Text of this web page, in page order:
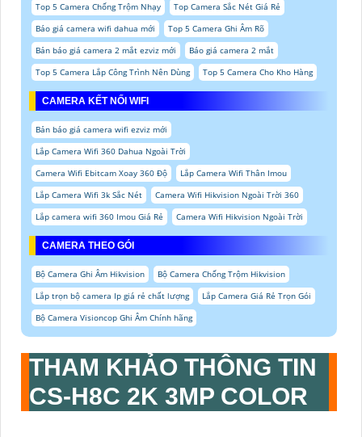
Top 5 Camera Chống Trộm Nhạy
Top Camera Sắc Nét Giá Rẻ
Báo giá camera wifi dahua mới
Top 5 Camera Ghi Âm Rõ
Bản báo giá camera 2 mắt ezviz mới
Báo giá camera 2 mắt
Top 5 Camera Lắp Công Trình Nên Dùng
Top 5 Camera Cho Kho Hàng
CAMERA KẾT NỐI WIFI
Bản báo giá camera wifi ezviz mới
Lắp Camera Wifi 360 Dahua Ngoài Trời
Camera Wifi Ebitcam Xoay 360 Độ
Lắp Camera Wifi Thân Imou
Lắp Camera Wifi 3k Sắc Nét
Camera Wifi Hikvision Ngoài Trời 360
Lắp camera wifi 360 Imou Giá Rẻ
Camera Wifi Hikvision Ngoài Trời
CAMERA THEO GÓI
Bộ Camera Ghi Âm Hikvision
Bộ Camera Chống Trộm Hikvision
Lắp trọn bộ camera Ip giá rẻ chất lượng
Lắp Camera Giá Rẻ Trọn Gói
Bộ Camera Visioncop Ghi Âm Chính hãng
THAM KHẢO THÔNG TIN
CS-H8C 2K 3MP COLOR